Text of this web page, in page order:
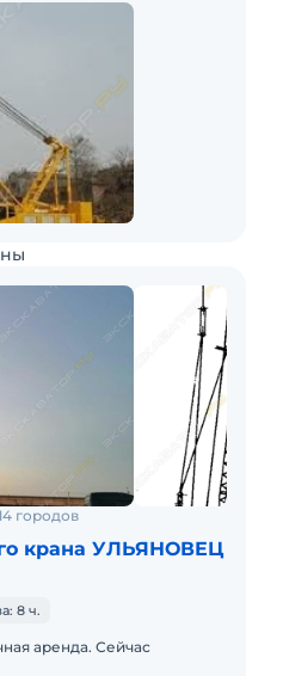
городов
крана УЛЬЯНОВЕЦ
8 ч.
аренда. Сейчас